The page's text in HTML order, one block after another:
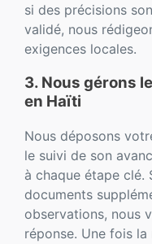
si des précisions
validé, nous
exigences locales.
3. Nous gérons
en Haïti
Nous déposons
le suivi de son
à chaque étape clé.
documents
observations, nous
réponse. Une fois